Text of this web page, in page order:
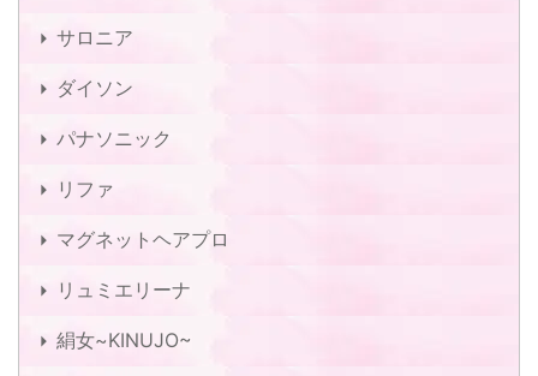
サロニア
ダイソン
パナソニック
リファ
マグネットヘアプロ
リュミエリーナ
絹女~KINUJO~